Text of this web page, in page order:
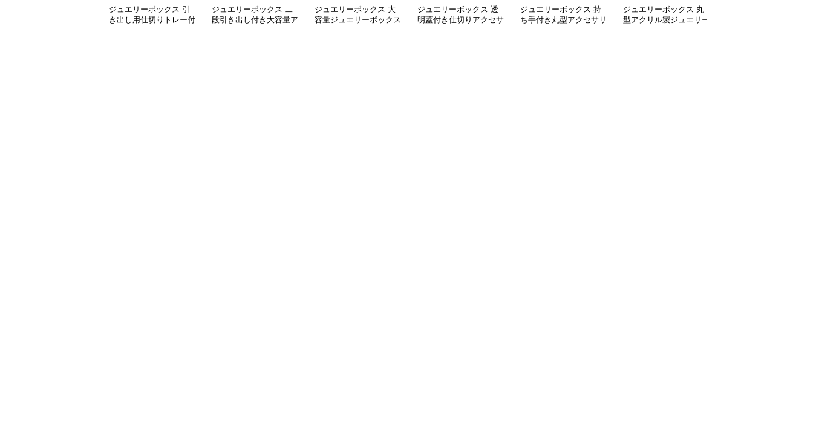
ジュエリーボックス 引
き出し用仕切りトレー付
ジュエリーボックス 二
段引き出し付き大容量ア
ジュエリーボックス 大
容量ジュエリーボックス
ジュエリーボックス 透
明蓋付き仕切りアクセサ
ジュエリーボックス 持
ち手付き丸型アクセサリ
ジュエリーボックス 丸
型アクリル製ジュエリー